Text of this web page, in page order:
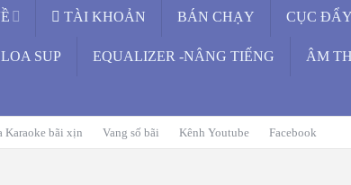
TÀI KHOẢN BÁN CHẠY CỤC ĐẨY
LOA SUP EQUALIZER -NÂNG TIẾNG ÂM
Karaoke bãi xịn Vang số bãi Kênh Youtube Facebook